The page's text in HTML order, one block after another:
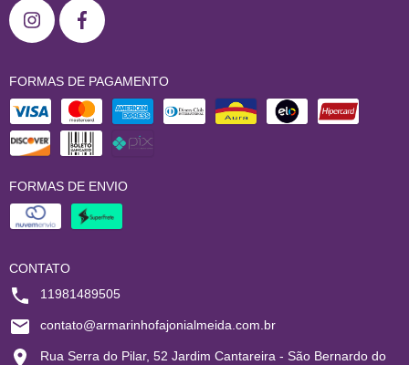
FORMAS DE PAGAMENTO
FORMAS DE ENVIO
CONTATO
11981489505
contato@armarinhofajonialmeida.com.br
Rua Serra do Pilar, 52 Jardim Cantareira - São Bernardo do